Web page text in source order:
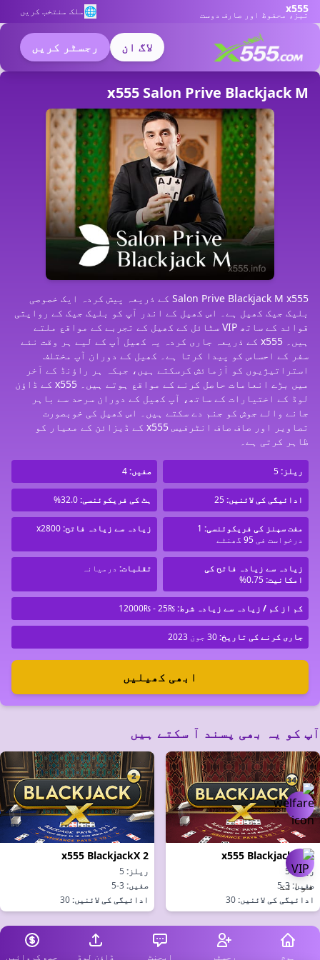
x555
تیز، محفوظ اور صارف دوست 🌐ملک منتخب کریں
لاگ ان رجسٹر کریں
x555 Salon Prive Blackjack M
Salon Prive Blackjack M x555 کے ذریعہ پیش کردہ ایک خصوصی
بلیک جیک کھیل ہے۔ اس کھیل کے اندر آپ کو بلیک جیک کے روایتی
قوائد کے ساتھ VIP سٹائل کے کھیل کے تجربے کے مواقع ملتے
ہیں۔ x555 کے ذریعہ جاری کردہ یہ کھیل آپ کے لیے ہر وقت نئے
سفر کے احساس کو پیدا کرتا ہے۔ کھیل کے دوران آپ مختلف
استراتیژیوں کو آزمائش کرسکتے ہیں، جبکہ ہر راؤنڈ کے آخر
میں بڑے انعامات حاصل کرنے کے مواقع ہوتے ہیں۔ x555 کے ڈاؤن
لوڈ کے اختیارات کے ساتھ، آپ کھیل کے دوران سرحد سے باہر
جانے والے جوش کو جنم دے سکتے ہیں۔ اس کھیل کی خوبصورت
تصاویر اور صاف صاف انٹرفیس x555 کے ڈیزائن کے معیار کو
ظاہر کرتی ہے۔
ریلز: صفیں:
ادائیگی کی لائنیں: ہٹ کی فریکوئنسی:
مفت سپنز کی فریکوئنسی: 1
درخواست فی 95 گھنٹے
زیادہ سے زیادہ فاتح:
زیادہ سے زیادہ فاتح کی
امکانیت:
تقلبات: درمیانہ
کم از کم / زیادہ سے زیادہ شرط:₨25 - ₨12000
جاری کرنے کی تاریخ:
ابھی کھیلیں
آپ کو یہ بھی پسند آ سکتے ہیں
x555 BlackjackX 34
ریلز:5
صفیں:
ادائیگی کی لائنیں:
x555 BlackjackX 2
ریلز:
صفیں:
ادائیگی کی لائنیں:
ہوم رجسٹر ایجنٹ ڈاؤن لوڈ جمع کروائیں